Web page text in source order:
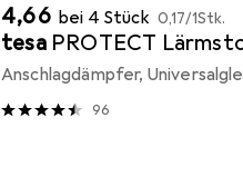
EUR
4,66 bei 4 Stück EUR
0,17/1Stk.
tesa PROTECT
Anschlagdämpfer,
96